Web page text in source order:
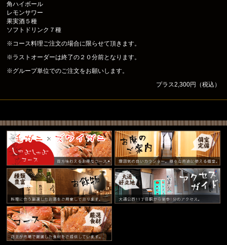
角ハイボール
レモンサワー
果実酒５種
ソフトドリンク７種
※コース料理ご注文の場合に限らせて頂きます。
※ラストオーダーは終了の２０分前となります。
※グループ単位でのご注文をお願いします。
プラス2,300円（税込）